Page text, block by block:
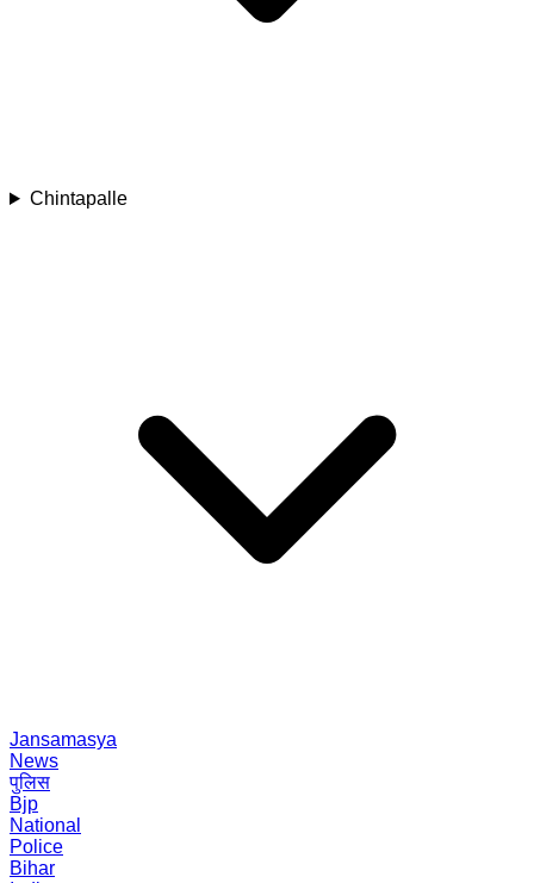
Chintapalle
Jansamasya
News
पुलिस
Bjp
National
Police
Bihar